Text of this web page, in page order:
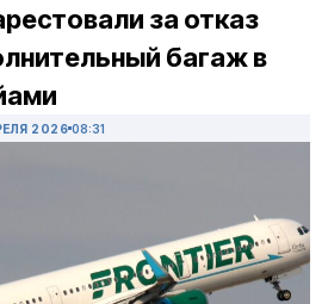
за отказ
багаж в
2026 08:31